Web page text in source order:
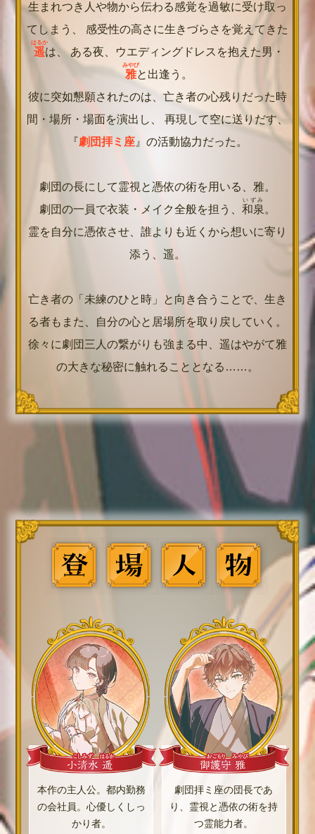
生まれつき人や物から伝わる感覚を過敏に受け取っ
てしまう、
感受性の高さに生きづらさを覚えてきた
遥
はるか
は、 ある夜、ウエディングドレスを抱えた男・
雅
みやび
と出逢う。
彼に突如懇願されたのは、亡き者の心残りだった時
間・場所・場面を演出し、
再現して空に送りだす、
『劇団拝ミ座』の活動協力だった。
劇団の長にして霊視と憑依の術を用いる、雅。
劇団の一員で衣装・メイク全般を担う、 和泉
いずみ
。
霊を自分に憑依させ、誰よりも近くから想いに寄り
添う、遥。
亡き者の「未練のひと時」と向き合うことで、生き
る者もまた、自分の心と居場所を取り戻していく。
徐々に劇団三人の繋がりも強まる中、遥はやがて雅
の大きな秘密に触れることとなる……。
本作の主人公。都内勤務
の会社員。心優しくしっ
かり者。
劇団拝ミ座の団長であ
り、霊視と憑依の術を持
つ霊能力者。